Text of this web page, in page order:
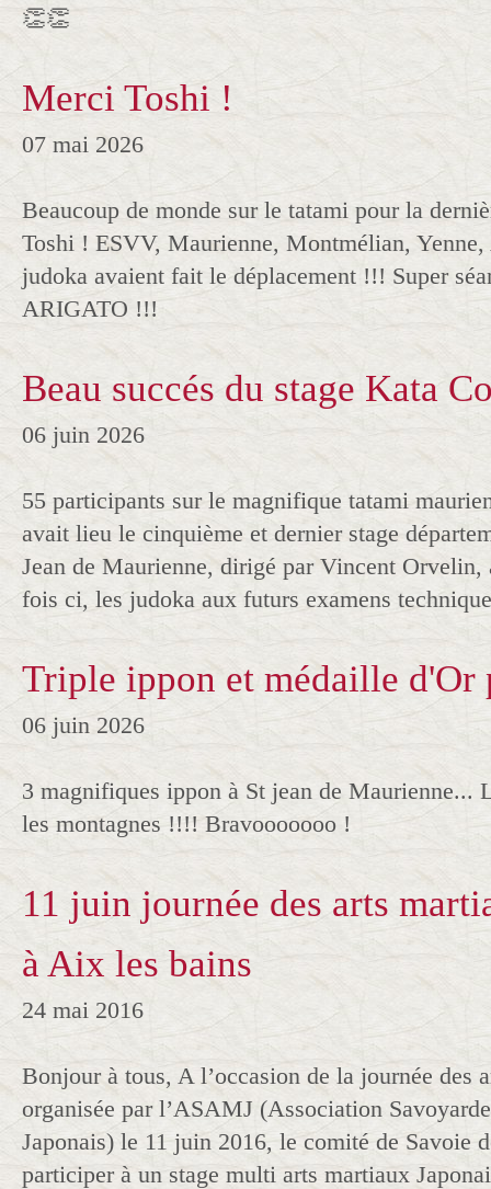
👏👏
Merci Toshi !
07 mai 2026
Beaucoup de monde sur le tatami pour la
Toshi ! ESVV, Maurienne, Montmélian,
judoka avaient fait le déplacement !!! Super
ARIGATO !!!
Beau succés du stage Kata
06 juin 2026
55 participants sur le magnifique tatami
avait lieu le cinquième et dernier stage
Jean de Maurienne, dirigé par Vincent Orvelin,
fois ci, les judoka aux futurs examens
Triple ippon et médaille
06 juin 2026
3 magnifiques ippon à St jean de Maurienne...
les montagnes !!!! Bravooooooo !
11 juin journée des arts
à Aix les bains
24 mai 2016
Bonjour à tous, A l’occasion de la journée des
organisée par l’ASAMJ (Association
Japonais) le 11 juin 2016, le comité de Savoie
participer à un stage multi arts martiaux